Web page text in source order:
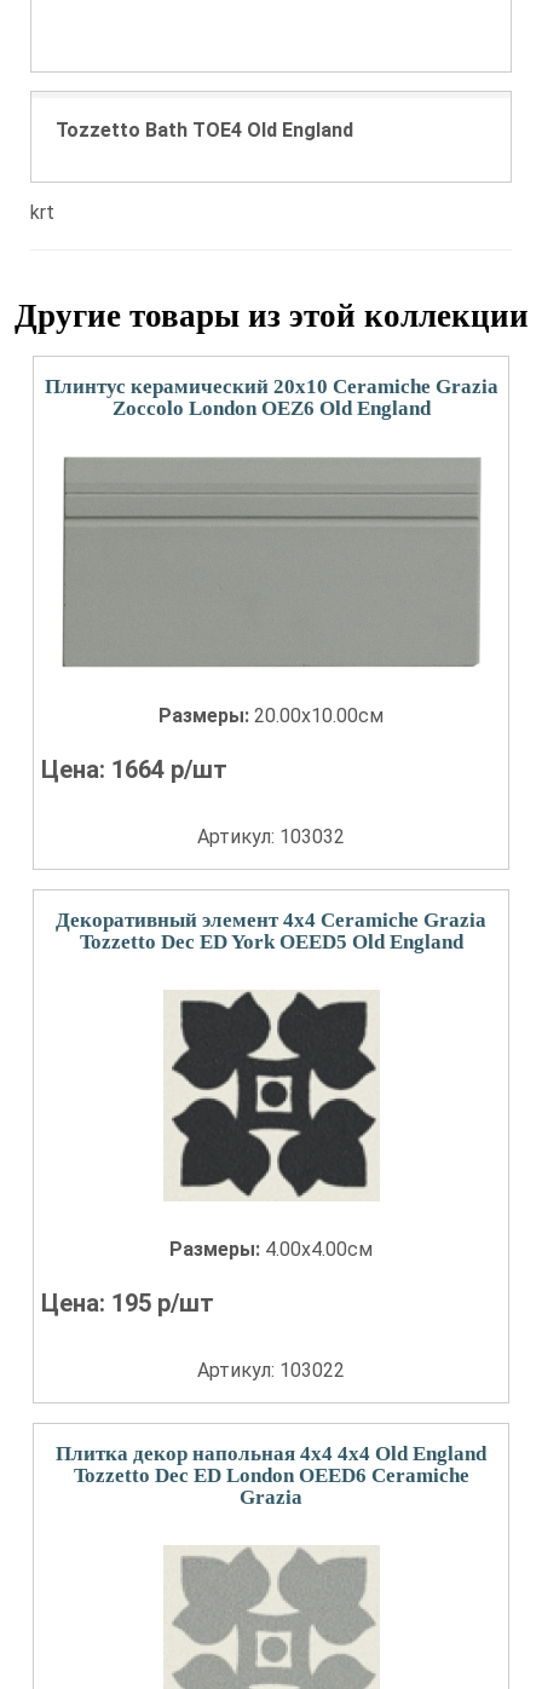
Tozzetto Bath TOE4 Old England
krt
Другие товары из этой коллекции
Плинтус керамический 20x10 Ceramiche Grazia
Zoccolo London OEZ6 Old England
Размеры: 20.00x10.00см
Цена: 1664 р/шт
Артикул: 103032
Декоративный элемент 4x4 Ceramiche Grazia
Tozzetto Dec ED York OEED5 Old England
Размеры: 4.00x4.00см
Цена: 195 р/шт
Артикул: 103022
Плитка декор напольная 4x4 4x4 Old England
Tozzetto Dec ED London OEED6 Ceramiche
Grazia